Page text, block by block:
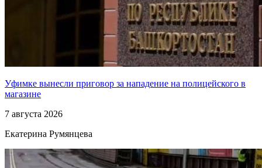
Уфимке вынесли приговор за нападение на полицейского в
магазине
7 августа 2026
Екатерина Румянцева